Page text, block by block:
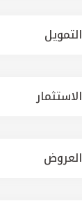
التمويل
الاستثمار
العروض